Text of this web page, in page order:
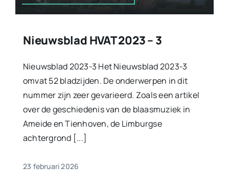
Nieuwsblad HVAT 2023 – 3
Nieuwsblad 2023-3 Het Nieuwsblad 2023-3
omvat 52 bladzijden. De onderwerpen in dit
nummer zijn zeer gevarieerd. Zoals een artikel
over de geschiedenis van de blaasmuziek in
Ameide en Tienhoven, de Limburgse
achtergrond [...]
23 februari 2026